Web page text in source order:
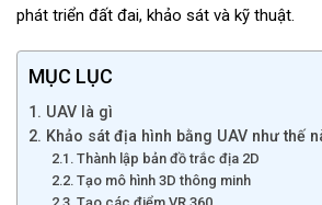
phát triển đất đai, khảo sát và kỹ thuật.
MỤC LỤC
1. UAV là gì
2. Khảo sát địa hình bằng UAV như thế
2.1. Thành lập bản đồ trắc địa 2D
2.2. Tạo mô hình 3D thông minh